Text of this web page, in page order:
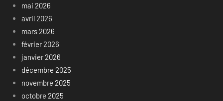
mai 2026
avril 2026
mars 2026
février 2026
janvier 2026
décembre 2025
novembre 2025
octobre 2025